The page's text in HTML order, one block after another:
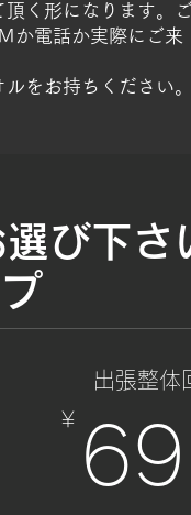
く形になります。
か電話か実際にご来
をお持ちください。
び下さ
￥
出張整体
￥